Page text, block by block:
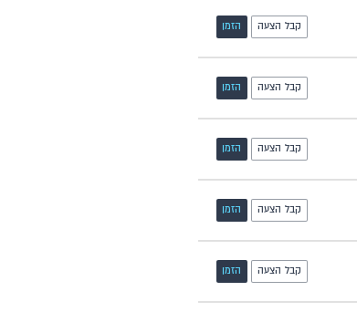
קבל הצעה הזמן
קבל הצעה הזמן
קבל הצעה הזמן
קבל הצעה הזמן
קבל הצעה הזמן